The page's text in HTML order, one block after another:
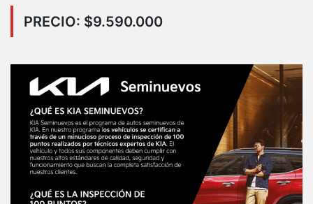
PRECIO: $9.590.000